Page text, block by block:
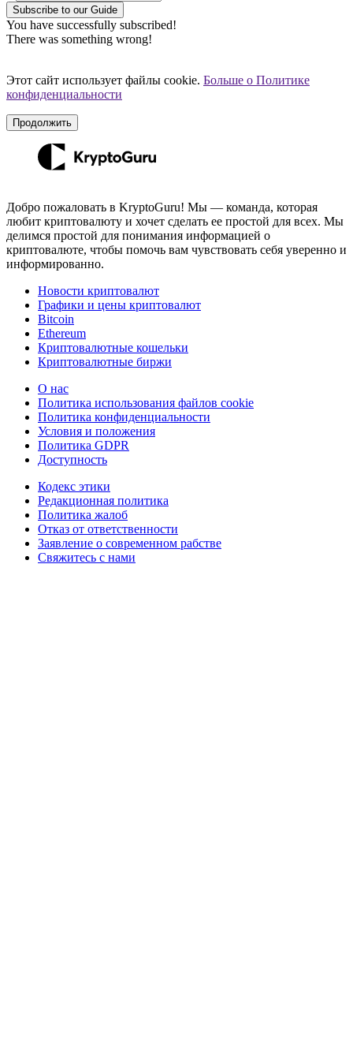
Subscribe to our Guide
You have successfully subscribed!
There was something wrong!
Этот сайт использует файлы cookie. Больше о Политике
конфиденциальности
Продолжить
Добро пожаловать в KryptoGuru! Мы — команда, которая
любит криптовалюту и хочет сделать ее простой для всех. Мы
делимся простой для понимания информацией о
криптовалюте, чтобы помочь вам чувствовать себя уверенно и
информированно.
Новости криптовалют
Графики и цены криптовалют
Bitcoin
Ethereum
Криптовалютные кошельки
Криптовалютные биржи
О нас
Политика использования файлов cookie
Политика конфиденциальности
Условия и положения
Политика GDPR
Доступность
Кодекс этики
Редакционная политика
Политика жалоб
Отказ от ответственности
Заявление о современном рабстве
Свяжитесь с нами